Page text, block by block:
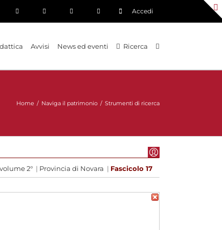
Accedi
Avvisi News ed eventi Ricerca
Home / Naviga il patrimonio / Strumenti di ricerca
2° | Provincia di Novara | Fascicolo 17